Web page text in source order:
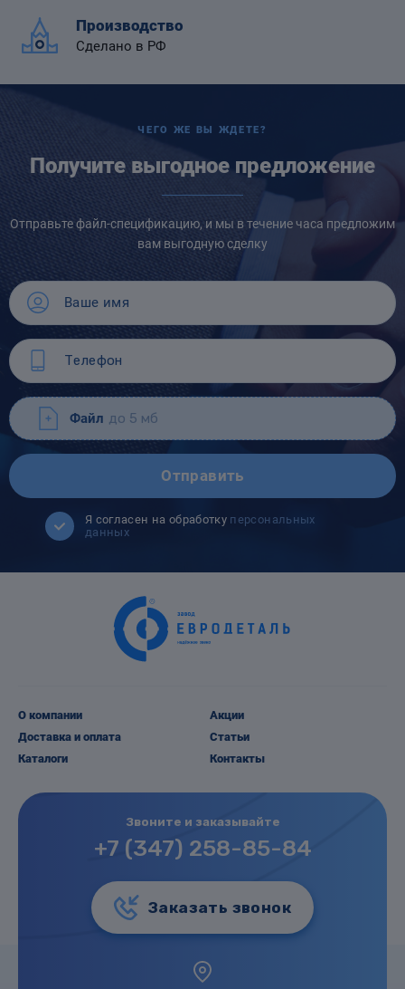
Производство
Сделано в РФ
ЧЕГО ЖЕ ВЫ ЖДЕТЕ?
Получите выгодное предложение
Отправьте файл-спецификацию, и мы в течение часа предложим
вам выгодную сделку
Файл до 5 мб
Отправить
Я согласен на обработку персональных
данных
О компании
Доставка и оплата
Каталоги
Акции
Статьи
Контакты
Звоните и заказывайте
+7 (347) 258-85-84
Заказать звонок